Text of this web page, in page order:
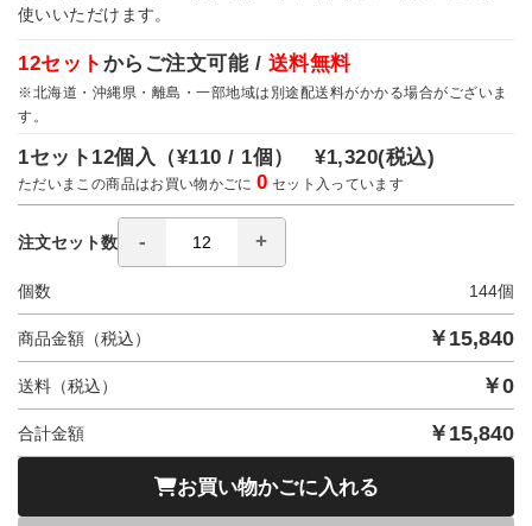
使いいただけます。
12セット からご注文可能 / 送料無料
※北海道・沖縄県・離島・一部地域は別途配送料がかかる場合がございま
す。
1セット12個入（¥110 / 1個）¥1,320(税込)
ただいまこの商品はお買い物かごに0 セット入っています
注文セット数
個数 144個
商品金額（税込） ￥ 15,840
送料（税込） ￥0
合計金額 ￥ 15,840
お買い物かごに入れる